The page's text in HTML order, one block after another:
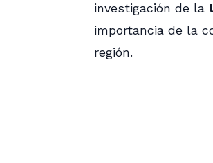
investigación de la
importancia de la
región.